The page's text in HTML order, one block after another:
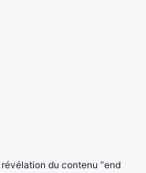
du contenu “end